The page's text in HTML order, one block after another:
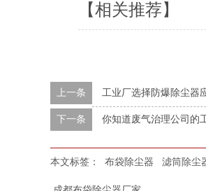
【相关推荐】
上一条 工业厂选择防爆除尘器
下一条 你知道废气治理公司的
本文标签： 布袋除尘器 滤筒除尘